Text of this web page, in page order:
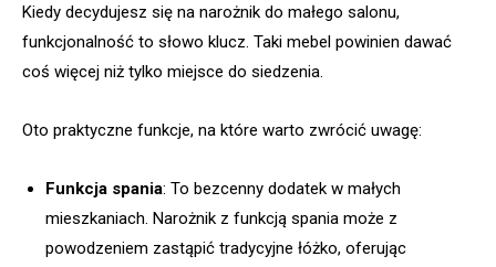
Kiedy decydujesz się na narożnik do małego salonu,
funkcjonalność to słowo klucz. Taki mebel powinien dawać
coś więcej niż tylko miejsce do siedzenia.
Oto praktyczne funkcje, na które warto zwrócić uwagę:
Funkcja spania: To bezcenny dodatek w małych
mieszkaniach. Narożnik z funkcją spania może z
powodzeniem zastąpić tradycyjne łóżko, oferując